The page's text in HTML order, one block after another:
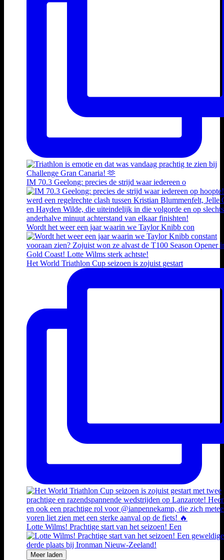
IM 70.3 Geelong: precies de strijd waar iedereen o
Wordt het weer een jaar waarin we Taylor Knibb con
Het World Triathlon Cup seizoen is zojuist gestart
Lotte Wilms! Prachtige start van het seizoen! Een
Meer laden